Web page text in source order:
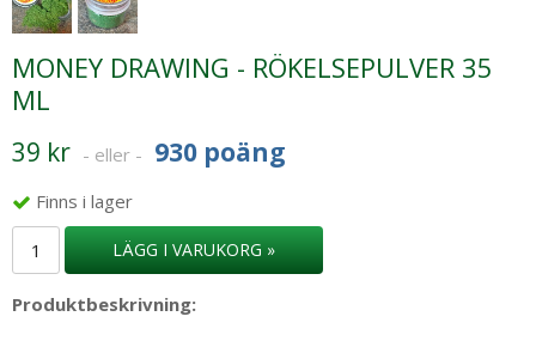
MONEY DRAWING - RÖKELSEPULVER 35
ML
39 kr - eller - 930 poäng
Finns i lager
LÄGG I VARUKORG »
Produktbeskrivning: